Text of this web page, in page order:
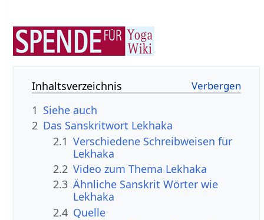
Inhaltsverzeichnis
1 Siehe auch
2 Das Sanskritwort Lekhaka
2.1 Verschiedene Schreibweisen für
Lekhaka
2.2 Video zum Thema Lekhaka
2.3 Ähnliche Sanskrit Wörter wie
Lekhaka
2.4 Quelle